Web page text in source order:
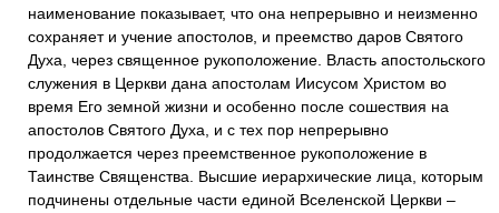
наименование показывает, что она непрерывно и неизменно
сохраняет и учение апостолов, и преемство даров Святого
Духа, через священное рукоположение. Власть апостольского
служения в Церкви дана апостолам Иисусом Христом во
время Его земной жизни и особенно после сошествия на
апостолов Святого Духа, и с тех пор непрерывно
продолжается через преемственное рукоположение в
Таинстве Священства. Высшие иерархические лица, которым
подчинены отдельные части единой Вселенской Церкви –